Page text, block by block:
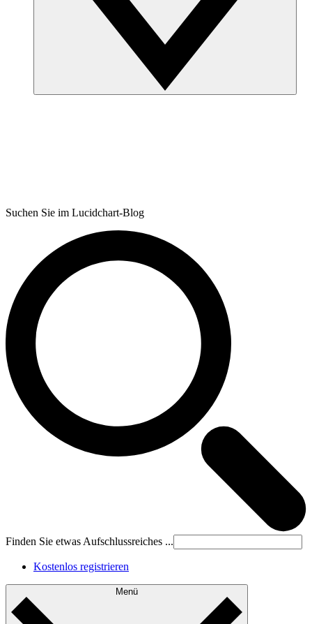
Suchen Sie im Lucidchart-Blog
Finden Sie etwas Aufschlussreiches ...
Kostenlos registrieren
Menü